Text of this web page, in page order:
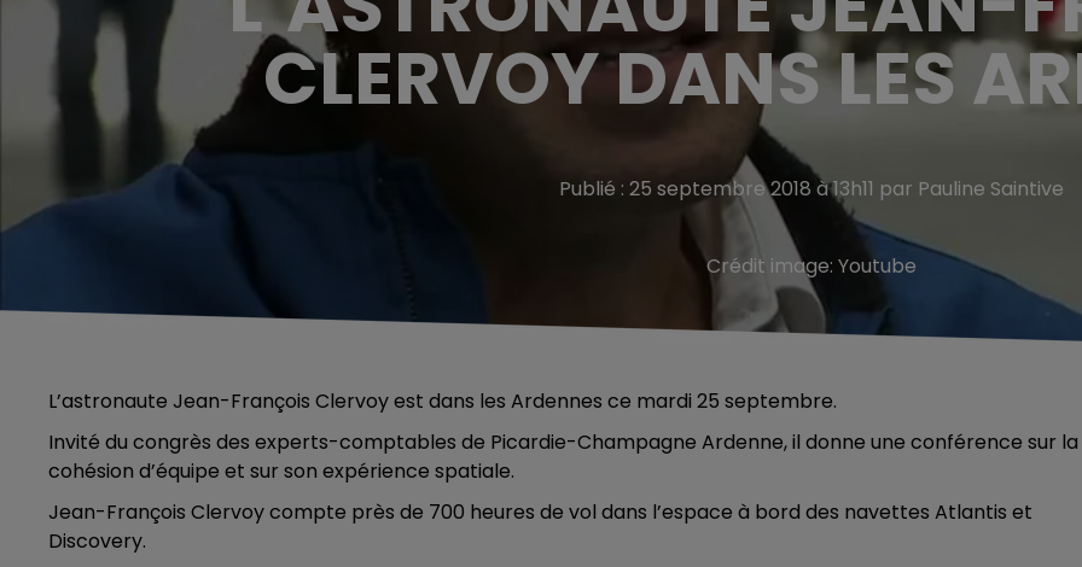
CLERVOY DANS LES
Publié : 25 septembre 2018 à 13h11 par Pauline Saintive
Crédit image: Youtube
L’astronaute Jean-François Clervoy est dans les Ardennes ce mardi 25 septembre.
Invité du congrès des experts-comptables de Picardie-Champagne Ardenne, il donne une conférence sur la
cohésion d’équipe et sur son expérience spatiale.
Jean-François Clervoy compte près de 700 heures de vol dans l’espace à bord des navettes Atlantis et
Discovery.